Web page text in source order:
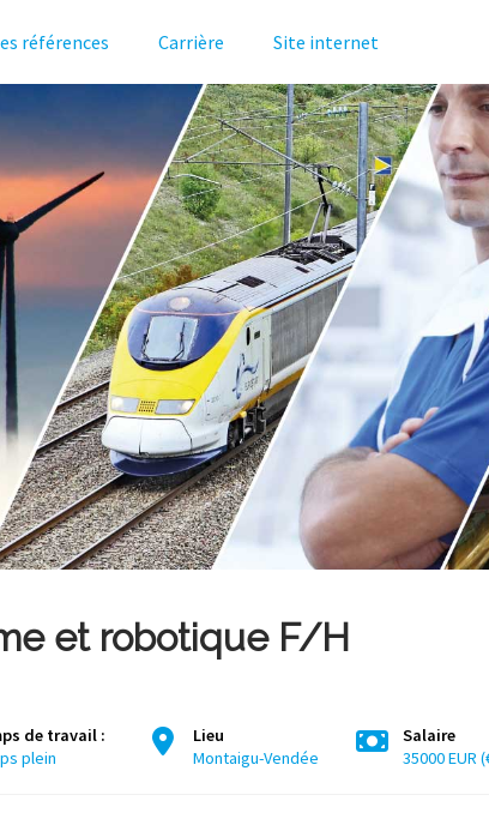
références Carrière Site internet
et robotique F/H
de travail :
plein
Lieu
Montaigu-Vendée
Salaire
35000 EUR